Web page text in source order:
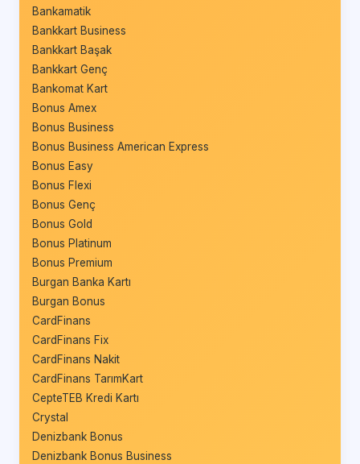
Bankamatik
Bankkart Business
Bankkart Başak
Bankkart Genç
Bankomat Kart
Bonus Amex
Bonus Business
Bonus Business American Express
Bonus Easy
Bonus Flexi
Bonus Genç
Bonus Gold
Bonus Platinum
Bonus Premium
Burgan Banka Kartı
Burgan Bonus
CardFinans
CardFinans Fix
CardFinans Nakit
CardFinans TarımKart
CepteTEB Kredi Kartı
Crystal
Denizbank Bonus
Denizbank Bonus Business